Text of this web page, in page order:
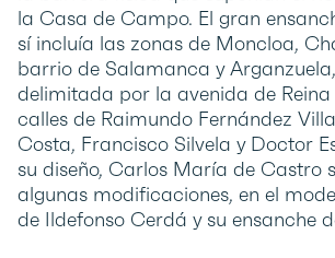
la Casa de Campo. El gran
sí incluía las zonas de Moncloa,
barrio de Salamanca y
delimitada por la avenida de
calles de Raimundo Fernández
Costa, Francisco Silvela y Doctor
su diseño, Carlos María de Castro
algunas modificaciones, en el
de Ildefonso Cerdá y su ensanche